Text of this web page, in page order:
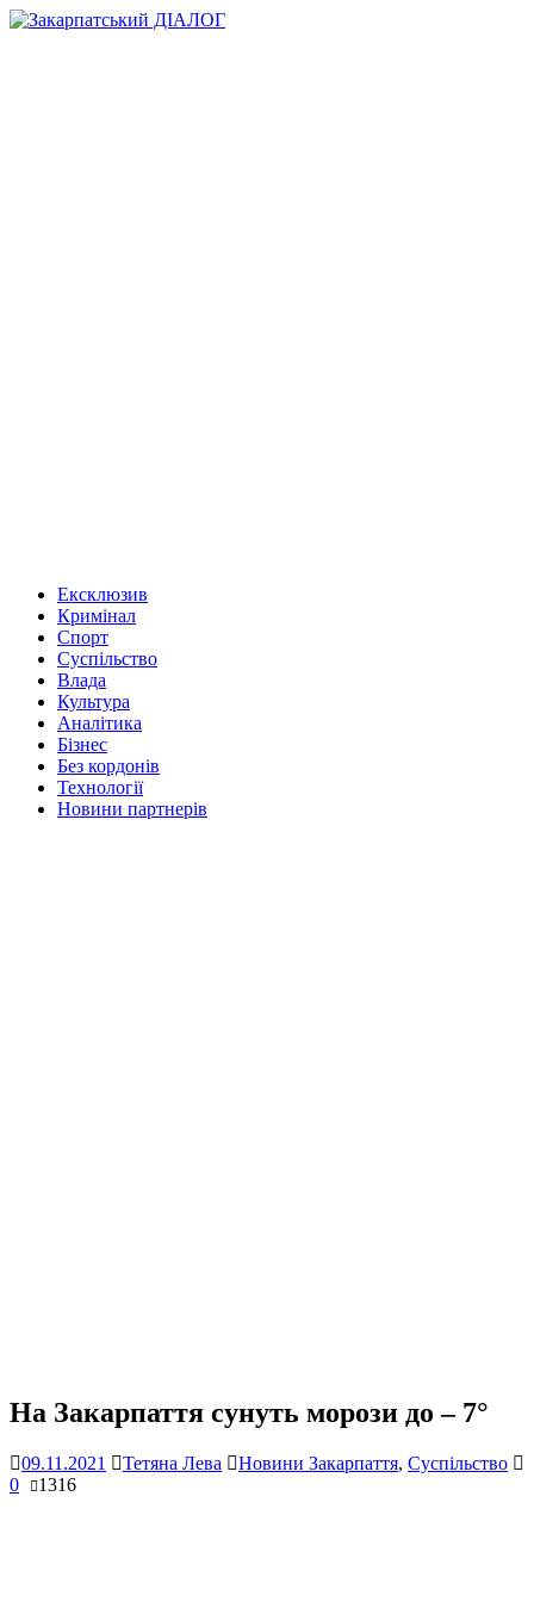
Ексклюзив
Кримінал
Спорт
Суспільство
Влада
Культура
Аналітика
Бізнес
Без кордонів
Технології
Новини партнерів
На Закарпаття сунуть морози до – 7°
09.11.2021 Тетяна Лева Новини Закарпаття, Суспільство
0
1316